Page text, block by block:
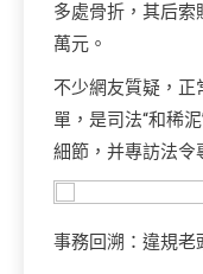
多處骨折，其后索
萬元。
不少網友質疑，正
單，是司法“和稀
細節，并專訪法令
事務回溯：違規老